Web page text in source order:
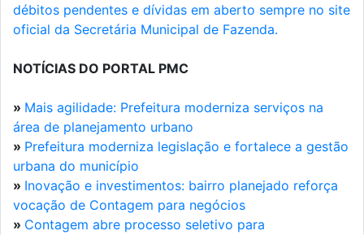
débitos pendentes e dívidas em aberto sempre no site
oficial da Secretária Municipal de Fazenda.
NOTÍCIAS DO PORTAL PMC
» Mais agilidade: Prefeitura moderniza serviços na
área de planejamento urbano
» Prefeitura moderniza legislação e fortalece a gestão
urbana do município
» Inovação e investimentos: bairro planejado reforça
vocação de Contagem para negócios
» Contagem abre processo seletivo para